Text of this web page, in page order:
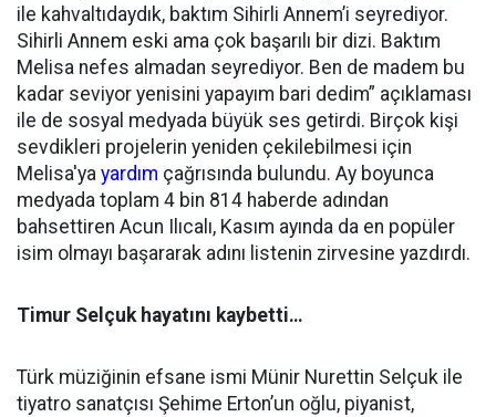
ile kahvaltıdaydık, baktım Sihirli Annem’i seyrediyor.
Sihirli Annem eski ama çok başarılı bir dizi. Baktım
Melisa nefes almadan seyrediyor. Ben de madem bu
kadar seviyor yenisini yapayım bari dedim” açıklaması
ile de sosyal medyada büyük ses getirdi. Birçok kişi
sevdikleri projelerin yeniden çekilebilmesi için
Melisa'ya yardım çağrısında bulundu. Ay boyunca
medyada toplam 4 bin 814 haberde adından
bahsettiren Acun Ilıcalı, Kasım ayında da en popüler
isim olmayı başararak adını listenin zirvesine yazdırdı.
Timur Selçuk hayatını kaybetti…
Türk müziğinin efsane ismi Münir Nurettin Selçuk ile
tiyatro sanatçısı Şehime Erton’un oğlu, piyanist,